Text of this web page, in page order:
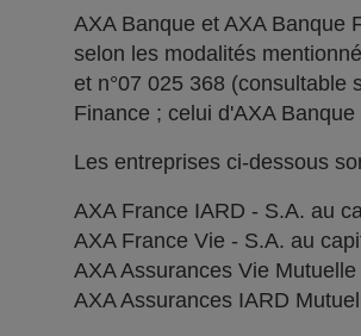
AXA Banque et AXA Banque
selon les modalités
et n°07 025 368 (consultable
Finance ; celui d'AXA
Les entreprises ci-dessous
AXA France IARD - S.A. au
AXA France Vie - S.A. au
AXA Assurances Vie
AXA Assurances IARD